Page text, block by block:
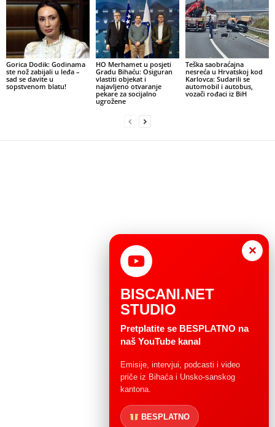
Gorica Dodik: Godinama
ste nož zabijali u leđa –
sad se davite u
sopstvenom blatu!
HO Merhamet u posjeti
Gradu Bihaću: Osiguran
vlastiti objekat i
najavljeno otvaranje
pekare za socijalno
ugrožene
Teška saobraćajna
nesreća u Hrvatskoj kod
Karlovca: Sudarili se
automobil i autobus,
vozači rođaci iz BiH
×
BISCANI.NET
STUDIO
Pretplatite se BESPLATNO na
naš YouTube kanal
Emisije, intervjui, podcasti i video
priče iz Bihaća i Unsko-sanskog
kantona.
BESPLATNO